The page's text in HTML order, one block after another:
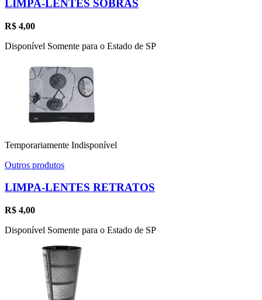
LIMPA-LENTES SOBRAS
R$ 4,00
Disponível Somente para o Estado de SP
Temporariamente Indisponível
Outros produtos
LIMPA-LENTES RETRATOS
R$ 4,00
Disponível Somente para o Estado de SP